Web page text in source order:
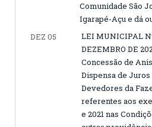
Comunidade São
Igarapé-Açu e dá
DEZ 05
LEI MUNICIPAL
DEZEMBRO DE
Concessão de
Dispensa de
Devedores da
referentes aos
e 2021 nas